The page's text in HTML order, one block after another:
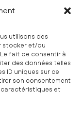
utilisons des
stocker et/ou
fait de consentir à
des données telles
ID uniques sur ce
son consentement
et